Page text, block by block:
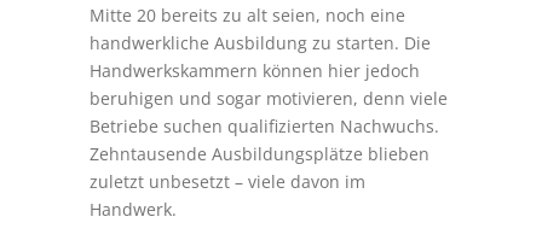
Mitte 20 bereits zu alt seien, noch eine
handwerkliche Ausbildung zu starten. Die
Handwerkskammern können hier jedoch
beruhigen und sogar motivieren, denn viele
Betriebe suchen qualifizierten Nachwuchs.
Zehntausende Ausbildungsplätze blieben
zuletzt unbesetzt – viele davon im
Handwerk.